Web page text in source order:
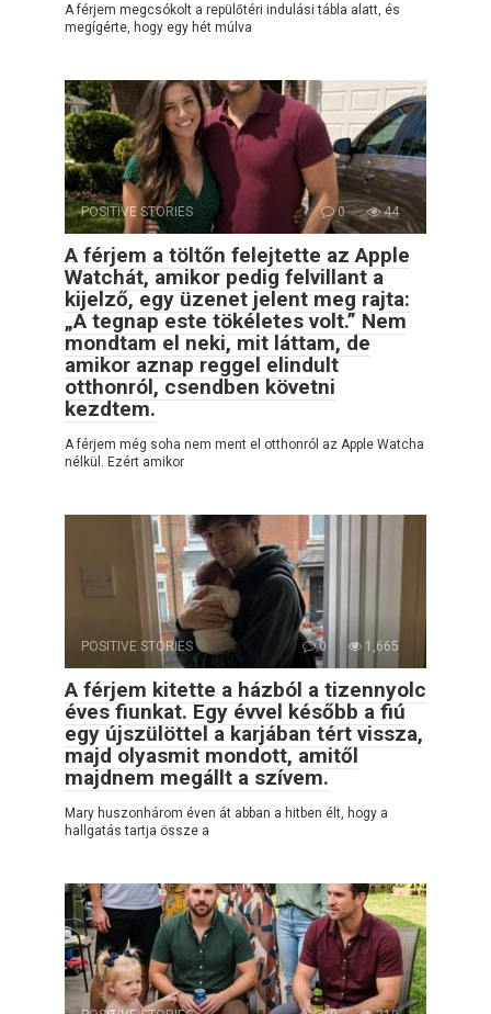
A férjem megcsókolt a repülőtéri indulási tábla alatt, és
megígérte, hogy egy hét múlva
POSITIVE STORIES 0 44
A férjem a töltőn felejtette az Apple
Watchát, amikor pedig felvillant a
kijelző, egy üzenet jelent meg rajta:
„A tegnap este tökéletes volt.” Nem
mondtam el neki, mit láttam, de
amikor aznap reggel elindult
otthonról, csendben követni
kezdtem.
A férjem még soha nem ment el otthonról az Apple Watcha
nélkül. Ezért amikor
POSITIVE STORIES 0 1,665
A férjem kitette a házból a tizennyolc
éves fiunkat. Egy évvel később a fiú
egy újszülöttel a karjában tért vissza,
majd olyasmit mondott, amitől
majdnem megállt a szívem.
Mary huszonhárom éven át abban a hitben élt, hogy a
hallgatás tartja össze a